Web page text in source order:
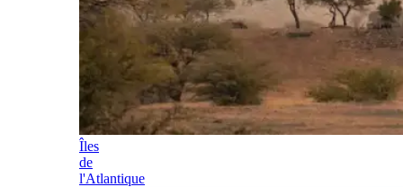
Îles
de
l'Atlantique